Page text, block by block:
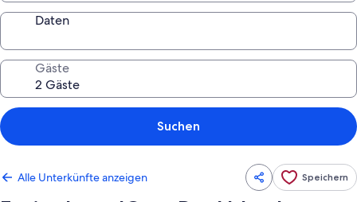
Daten
Gäste
Suchen
Alle Unterkünfte anzeigen Speichern